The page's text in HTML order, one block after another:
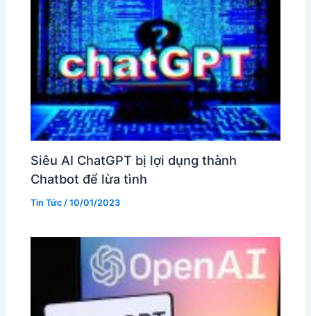
Siêu AI ChatGPT bị lợi dụng thành
Chatbot để lừa tình
Tin Tức /10/01/2023